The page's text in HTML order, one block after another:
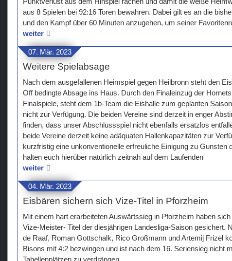
aus 8 Spielen bei 92:16 Toren bewahren. Dabei gilt es an die
und den Kampf über 60 Minuten anzugehen, um seiner
weiter
07. Mär. 2023
Weitere Spielabsage
Nach dem ausgefallenen Heimspiel gegen Heilbronn steht den
Off bedingte Absage ins Haus. Durch den Finaleinzug der
Finalspiele, steht dem 1b-Team die Eishalle zum geplanten
nicht zur Verfügung. Die beiden Vereine sind derzeit in enger
finden, dass unser Abschlussspiel nicht ebenfalls ersatzlos
beide Vereine derzeit keine adäquaten Hallenkapazitäten zur
kurzfristig eine unkonventionelle erfreuliche Einigung zu Gunsten
halten euch hierüber natürlich zeitnah auf dem Laufenden
weiter
04. Mär. 2023
Eisbären sichern sich Vize-Titel in Pforzheim
Mit einem hart erarbeiteten Auswärtssieg in Pforzheim haben
Vize-Meister- Titel der diesjährigen Landesliga-Saison gesichert.
de Raaf, Roman Gottschalk, Rico Großmann und Artemij Frizel
Bisons mit 4:2 bezwingen und ist nach dem 16. Seriensieg nicht